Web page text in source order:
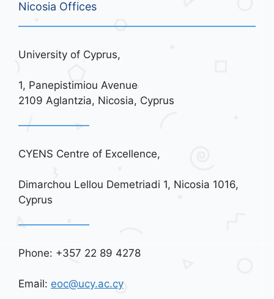
Nicosia Offices
University of Cyprus,
1, Panepistimiou Avenue
2109 Aglantzia, Nicosia, Cyprus
CYENS Centre of Excellence,
Dimarchou Lellou Demetriadi 1, Nicosia 1016,
Cyprus
Phone: +357 22 89 4278
Email: eoc@ucy.ac.cy